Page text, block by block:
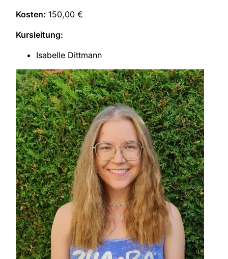
Kosten: 150,00 €
Kursleitung:
Isabelle Dittmann